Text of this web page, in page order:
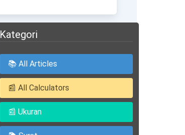
Kategori
📚 All Articles
📰 All Calculators
📰 Ukuran